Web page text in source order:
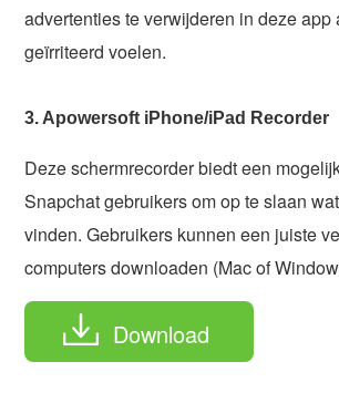
advertenties te verwijderen in deze app
geïrriteerd voelen.
3. Apowersoft iPhone/iPad Recorder
Deze schermrecorder biedt een
Snapchat gebruikers om op te slaan
vinden. Gebruikers kunnen een juiste
computers downloaden (Mac of
Download